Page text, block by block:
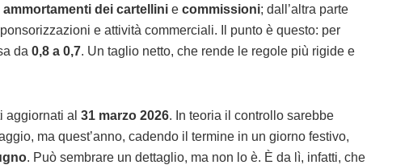
ammortamenti dei cartellini e commissioni; dall’altra parte
e attività commerciali. Il punto è questo: per
da 0,8 a 0,7. Un taglio netto, che rende le regole più rigide e
aggiornati al 31 marzo 2026. In teoria il controllo sarebbe
ma quest’anno, cadendo il termine in un giorno festivo,
. Può sembrare un dettaglio, ma non lo è. È da lì, infatti, che